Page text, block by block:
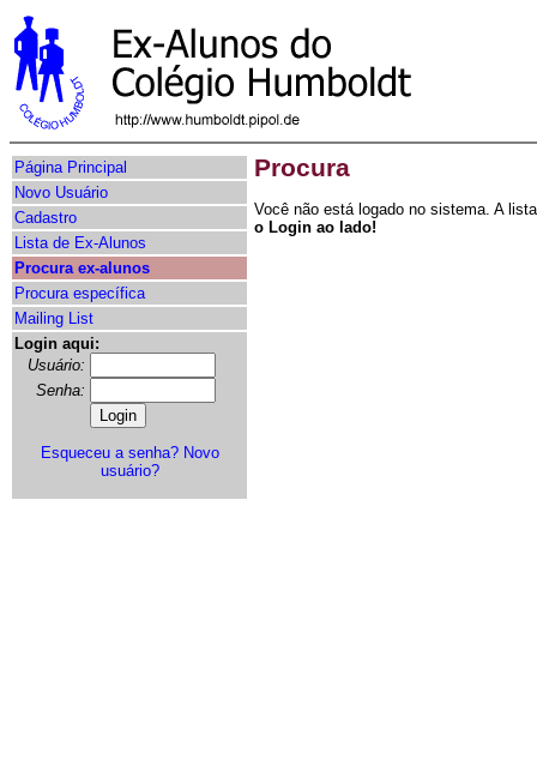
Página Principal
Novo Usuário
Cadastro
Lista de Ex-Alunos
Procura ex-alunos
Procura específica
Mailing List
Login aqui:
Usuário:
Senha:
Esqueceu a senha? Novo
usuário?
Procura
Você não está logado no sistema. A
o Login ao lado!